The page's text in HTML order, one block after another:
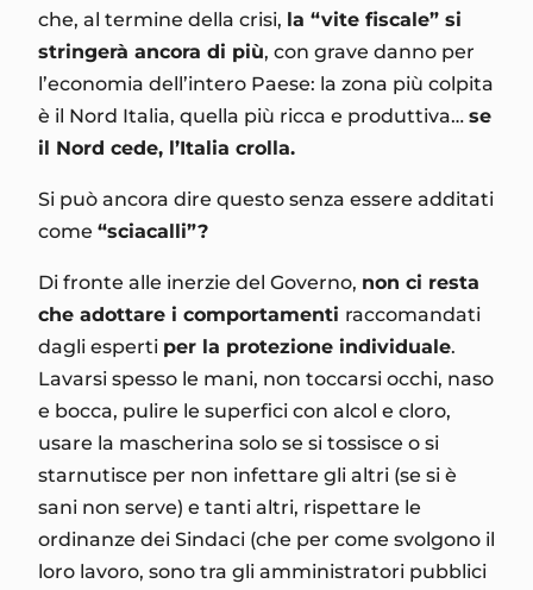
che, al termine della crisi, la “vite fiscale” si
stringerà ancora di più, con grave danno per
l’economia dell’intero Paese: la zona più colpita
è il Nord Italia, quella più ricca e produttiva… se
il Nord cede, l’Italia crolla.
Si può ancora dire questo senza essere additati
come “sciacalli”?
Di fronte alle inerzie del Governo, non ci resta
che adottare i comportamenti raccomandati
dagli esperti per la protezione individuale.
Lavarsi spesso le mani, non toccarsi occhi, naso
e bocca, pulire le superfici con alcol e cloro,
usare la mascherina solo se si tossisce o si
starnutisce per non infettare gli altri (se si è
sani non serve) e tanti altri, rispettare le
ordinanze dei Sindaci (che per come svolgono il
loro lavoro, sono tra gli amministratori pubblici